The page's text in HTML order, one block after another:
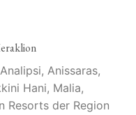
Anissaras,
Hani, Malia,
Resorts der Region